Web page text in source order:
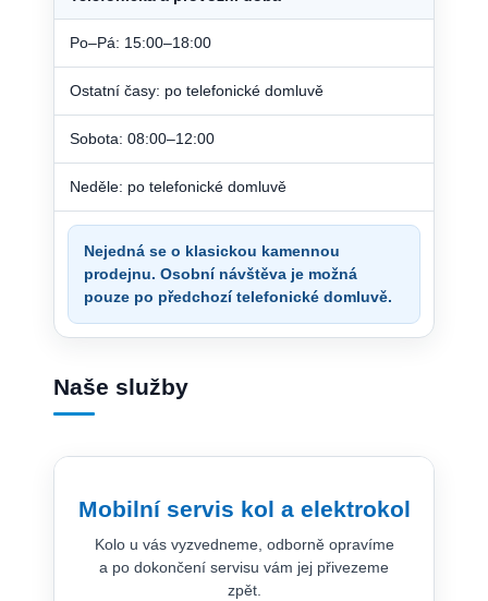
Po–Pá: 15:00–18:00
Ostatní časy: po telefonické domluvě
Sobota: 08:00–12:00
Neděle: po telefonické domluvě
Nejedná se o klasickou kamennou
prodejnu. Osobní návštěva je možná
pouze po předchozí telefonické domluvě.
Naše služby
Mobilní servis kol a elektrokol
Kolo u vás vyzvedneme, odborně opravíme
a po dokončení servisu vám jej přivezeme
zpět.